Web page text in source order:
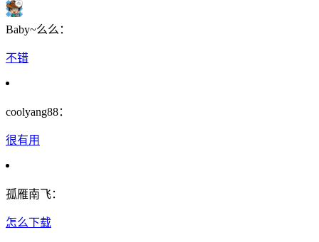
Baby~么么：
不错
coolyang88：
很有用
孤雁南飞：
怎么下载